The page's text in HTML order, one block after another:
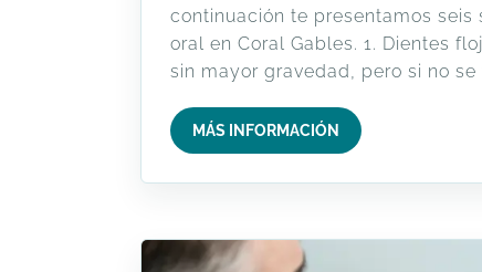
continuación te presentamos
oral en Coral Gables. 1. Dientes
sin mayor gravedad, pero si no se
MÁS INFORMACIÓN